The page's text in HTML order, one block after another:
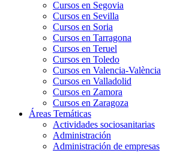
Cursos en Segovia
Cursos en Sevilla
Cursos en Soria
Cursos en Tarragona
Cursos en Teruel
Cursos en Toledo
Cursos en Valencia-València
Cursos en Valladolid
Cursos en Zamora
Cursos en Zaragoza
Áreas Temáticas
Actividades sociosanitarias
Administración
Administración de empresas